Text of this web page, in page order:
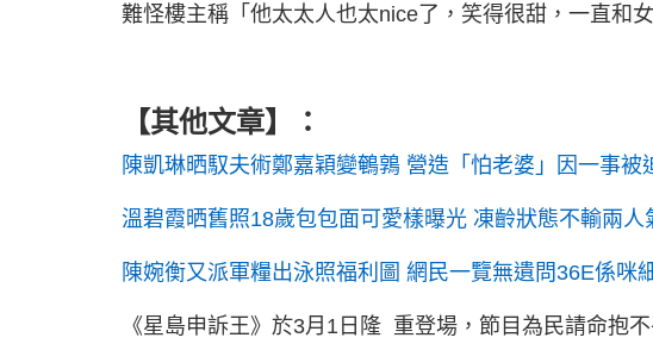
難怪樓主稱「他太太人也太nice了，笑得很甜，一直和
【其他文章】：
陳凱琳晒馭夫術鄭嘉穎變鵪鶉 營造「怕老婆」因一事被
溫碧霞晒舊照18歲包包面可愛樣曝光 凍齡狀態不輸兩人
陳婉衡又派軍糧出泳照福利圖 網民一覽無遺問36E係咪
《星島申訴王》於3月1日隆 重登場，節目為民請命抱